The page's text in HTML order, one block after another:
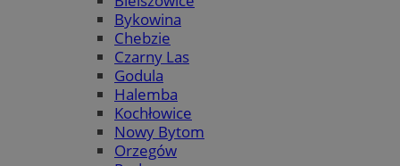
Bykowina
Chebzie
Czarny Las
Godula
Halemba
Kochłowice
Nowy Bytom
Orzegów